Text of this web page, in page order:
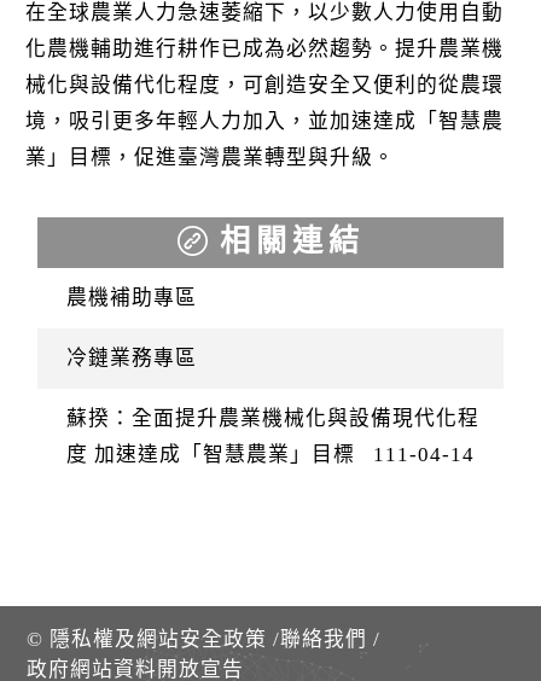
在全球農業人力急速萎縮下，以少數人力使用自動
化農機輔助進行耕作已成為必然趨勢。提升農業機
械化與設備代化程度，可創造安全又便利的從農環
境，吸引更多年輕人力加入，並加速達成「智慧農
業」目標，促進臺灣農業轉型與升級。
相關連結
農機補助專區
冷鏈業務專區
蘇揆：全面提升農業機械化與設備現代化程
度 加速達成「智慧農業」目標
111-04-14
© 隱私權及網站安全政策 /聯絡我們 /
政府網站資料開放宣告